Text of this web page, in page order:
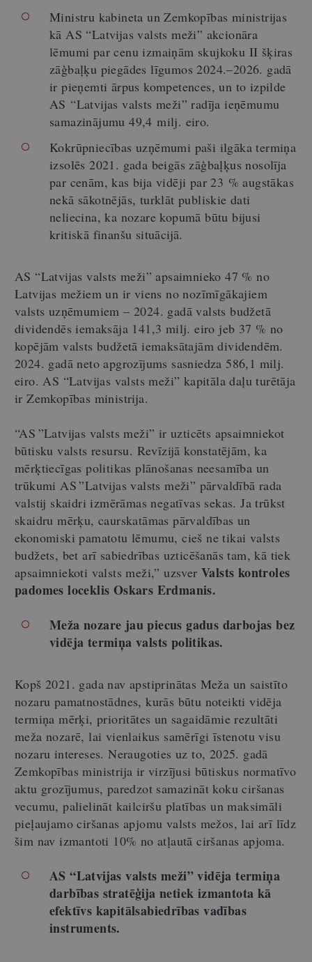
Ministru kabineta un Zemkopības ministrijas
kā AS “Latvijas valsts meži” akcionāra
lēmumi par cenu izmaiņām skujkoku II šķiras
zāģbaļķu piegādes līgumos 2024.–2026. gadā
ir pieņemti ārpus kompetences, un to izpilde
AS “Latvijas valsts meži” radīja ieņēmumu
samazinājumu 49,4 milj. eiro.
Kokrūpniecības uzņēmumi paši ilgāka termiņa
izsolēs 2021. gada beigās zāģbaļķus nosolīja
par cenām, kas bija vidēji par 23 % augstākas
nekā sākotnējās, turklāt publiskie dati
neliecina, ka nozare kopumā būtu bijusi
kritiskā finanšu situācijā.
AS “Latvijas valsts meži” apsaimnieko 47 % no
Latvijas mežiem un ir viens no nozīmīgākajiem
valsts uzņēmumiem – 2024. gadā valsts budžetā
dividendēs iemaksāja 141,3 milj. eiro jeb 37 % no
kopējām valsts budžetā iemaksātajām dividendēm.
2024. gadā neto apgrozījums sasniedza 586,1 milj.
eiro. AS “Latvijas valsts meži” kapitāla daļu turētāja
ir Zemkopības ministrija.
“AS ”Latvijas valsts meži” ir uzticēts apsaimniekot
būtisku valsts resursu. Revīzijā konstatējām, ka
mērķtiecīgas politikas plānošanas neesamība un
trūkumi AS ”Latvijas valsts meži” pārvaldībā rada
valstij skaidri izmērāmas negatīvas sekas. Ja trūkst
skaidru mērķu, caurskatāmas pārvaldības un
ekonomiski pamatotu lēmumu, cieš ne tikai valsts
budžets, bet arī sabiedrības uzticēšanās tam, kā tiek
apsaimniekoti valsts meži,” uzsver Valsts kontroles
padomes loceklis Oskars Erdmanis.
Meža nozare jau piecus gadus darbojas bez
vidēja termiņa valsts politikas.
Kopš 2021. gada nav apstiprinātas Meža un saistīto
nozaru pamatnostādnes, kurās būtu noteikti vidēja
termiņa mērķi, prioritātes un sagaidāmie rezultāti
meža nozarē, lai vienlaikus samērīgi īstenotu visu
nozaru intereses. Neraugoties uz to, 2025. gadā
Zemkopības ministrija ir virzījusi būtiskus normatīvo
aktu grozījumus, paredzot samazināt koku ciršanas
vecumu, palielināt kailciršu platības un maksimāli
pieļaujamo ciršanas apjomu valsts mežos, lai arī līdz
šim nav izmantoti 10% no atļautā ciršanas apjoma.
AS “Latvijas valsts meži” vidēja termiņa
darbības stratēģija netiek izmantota kā
efektīvs kapitālsabiedrības vadības
instruments.